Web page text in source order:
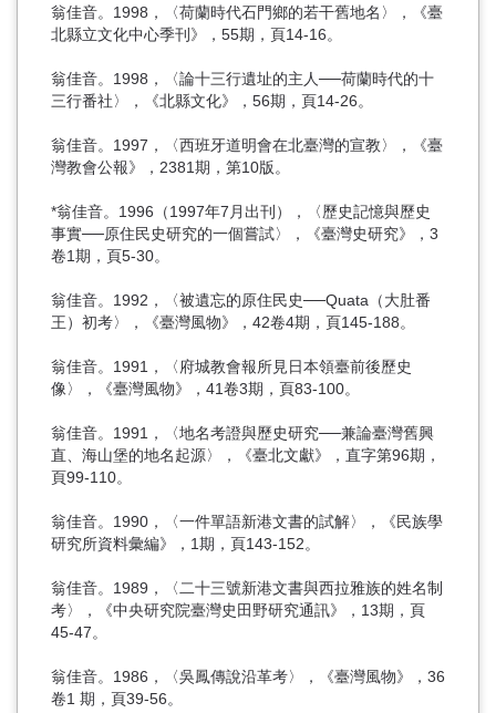
翁佳音。1998，〈荷蘭時代石門鄉的若干舊地名〉，《臺
北縣立文化中心季刊》，55期，頁14-16。
翁佳音。1998，〈論十三行遺址的主人──荷蘭時代的十
三行番社〉，《北縣文化》，56期，頁14-26。
翁佳音。1997，〈西班牙道明會在北臺灣的宣教〉，《臺
灣教會公報》，2381期，第10版。
*翁佳音。1996（1997年7月出刊），〈歷史記憶與歷史
事實──原住民史研究的一個嘗試〉，《臺灣史研究》，3
卷1期，頁5-30。
翁佳音。1992，〈被遺忘的原住民史──Quata（大肚番
王）初考〉，《臺灣風物》，42卷4期，頁145-188。
翁佳音。1991，〈府城教會報所見日本領臺前後歷史
像〉，《臺灣風物》，41卷3期，頁83-100。
翁佳音。1991，〈地名考證與歷史研究──兼論臺灣舊興
直、海山堡的地名起源〉，《臺北文獻》，直字第96期，
頁99-110。
翁佳音。1990，〈一件單語新港文書的試解〉，《民族學
研究所資料彙編》，1期，頁143-152。
翁佳音。1989，〈二十三號新港文書與西拉雅族的姓名制
考〉，《中央研究院臺灣史田野研究通訊》，13期，頁
45-47。
翁佳音。1986，〈吳鳳傳說沿革考〉，《臺灣風物》，36
卷1 期，頁39-56。